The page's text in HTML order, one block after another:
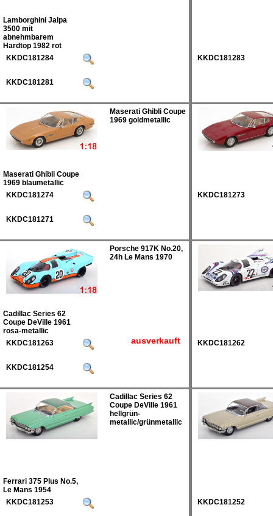
Lamborghini Jalpa
3500 mit
abnehmbarem
Hardtop 1982 rot
KKDC181284
KKDC181283
KKDC181281
Maserati Ghibli Coupe
1969 goldmetallic
Maserati Ghibli Coupe
1969 blaumetallic
KKDC181274
KKDC181273
KKDC181271
Porsche 917K No.20,
24h Le Mans 1970
Cadillac Series 62
Coupe DeVille 1961
rosa-metallic
KKDC181263
ausverkauft KKDC181262
KKDC181254
Cadillac Series 62
Coupe DeVille 1961
hellgrün-
metallic/grünmetallic
Ferrari 375 Plus No.5,
Le Mans 1954
KKDC181253
KKDC181252